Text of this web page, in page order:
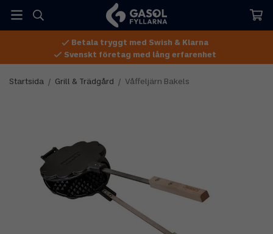
Betala tryggt med Swish & Klarna
Svenskt företag med lång erfarenhet
Startsida / Grill & Trädgård / Våffeljärn Bakels